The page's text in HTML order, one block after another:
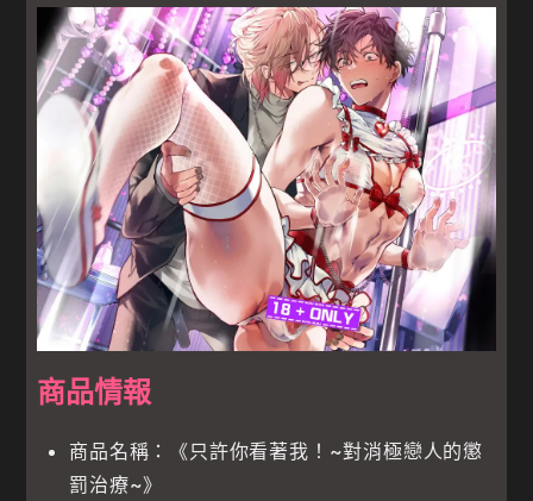
商品情報
商品名稱：《只許你看著我！~對消極戀人的懲
罰治療~》